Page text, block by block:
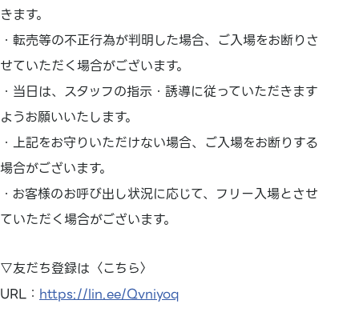
きます。
・転売等の不正行為が判明した場合、ご入場をお断りさ
せていただく場合がございます。
・当日は、スタッフの指示・誘導に従っていただきます
ようお願いいたします。
・上記をお守りいただけない場合、ご入場をお断りする
場合がございます。
・お客様のお呼び出し状況に応じて、フリー入場とさせ
ていただく場合がございます。
▽友だち登録は〈こちら〉
URL： https://lin.ee/Qvniyoq